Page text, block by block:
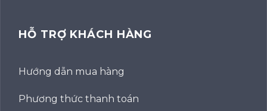
HỖ TRỢ KHÁCH HÀNG
Hướng dẫn mua hàng
Phương thức thanh toán